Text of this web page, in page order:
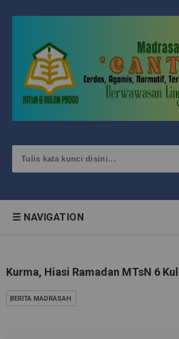
☰ NAVIGATION
Kurma, Hiasi Ramadan MTsN 6
BERITA MADRASAH